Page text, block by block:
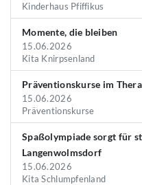
Kinderhaus Pfiffikus
Momente, die bleiben
15.06.2026
Kita Knirpsenland
Präventionskurse im
15.06.2026
Präventionskurse
Spaßolympiade sorgt für
Langenwolmsdorf
15.06.2026
Kita Schlumpfenland